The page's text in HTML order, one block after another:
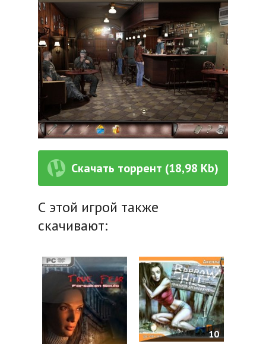
Скачать торрент (18,98 Kb)
С этой игрой также
скачивают:
10